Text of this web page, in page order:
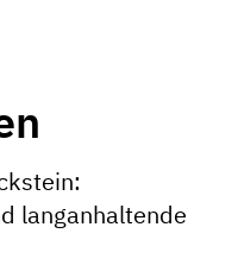
langanhaltende